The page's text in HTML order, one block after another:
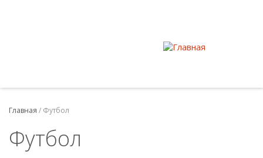
Главная / Футбол
Футбол